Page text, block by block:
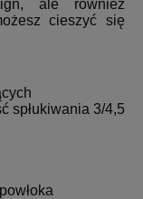
ale również
cieszyć się
spłukiwania 3/4,5